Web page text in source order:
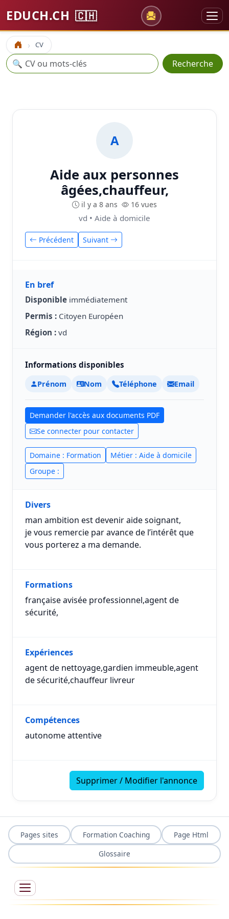
EDUCH.CH 🇨🇭
Accueil CV
Recherche
🔍 Recherche
A
Aide aux personnes
âgées,chauffeur,
il y a 8 ans 16 vues
vd • Aide à domicile
Précédent Suivant
En bref
Disponible immédiatement
Permis : Citoyen Européen
Région : vd
Informations disponibles
Prénom Nom Téléphone Email
Demander l'accès aux documents PDF
Se connecter pour contacter
Domaine : Formation
Métier : Aide à domicile
Groupe :
Divers
man ambition est devenir aide soignant,
je vous remercie par avance de l’intérêt que
vous porterez a ma demande.
Formations
française avisée professionnel,agent de
sécurité,
Expériences
agent de nettoyage,gardien immeuble,agent
de sécurité,chauffeur livreur
Compétences
autonome attentive
Supprimer / Modifier l'annonce
Pages sites Formation Coaching
Page Html
Glossaire